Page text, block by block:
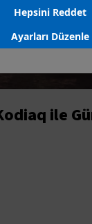
Ayarları Düzenle
Hepsini Reddet
ile